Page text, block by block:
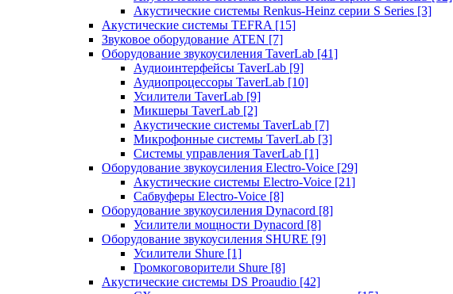
Акустические системы Renkus-Heinz серии S Series [3]
Акустические системы TEFRA [15]
Звуковое оборудование ATEN [7]
Оборудование звукоусиления TaverLab [41]
Аудиоинтерфейсы TaverLab [9]
Аудиопроцессоры TaverLab [10]
Усилители TaverLab [9]
Микшеры TaverLab [2]
Акустические системы TaverLab [7]
Микрофонные системы TaverLab [3]
Системы управления TaverLab [1]
Оборудование звукоусиления Electro-Voice [29]
Акустические системы Electro-Voice [21]
Сабвуферы Electro-Voice [8]
Оборудование звукоусиления Dynacord [8]
Усилители мощности Dynacord [8]
Оборудование звукоусиления SHURE [9]
Усилители Shure [1]
Громкоговорители Shure [8]
Акустические системы DS Proaudio [42]